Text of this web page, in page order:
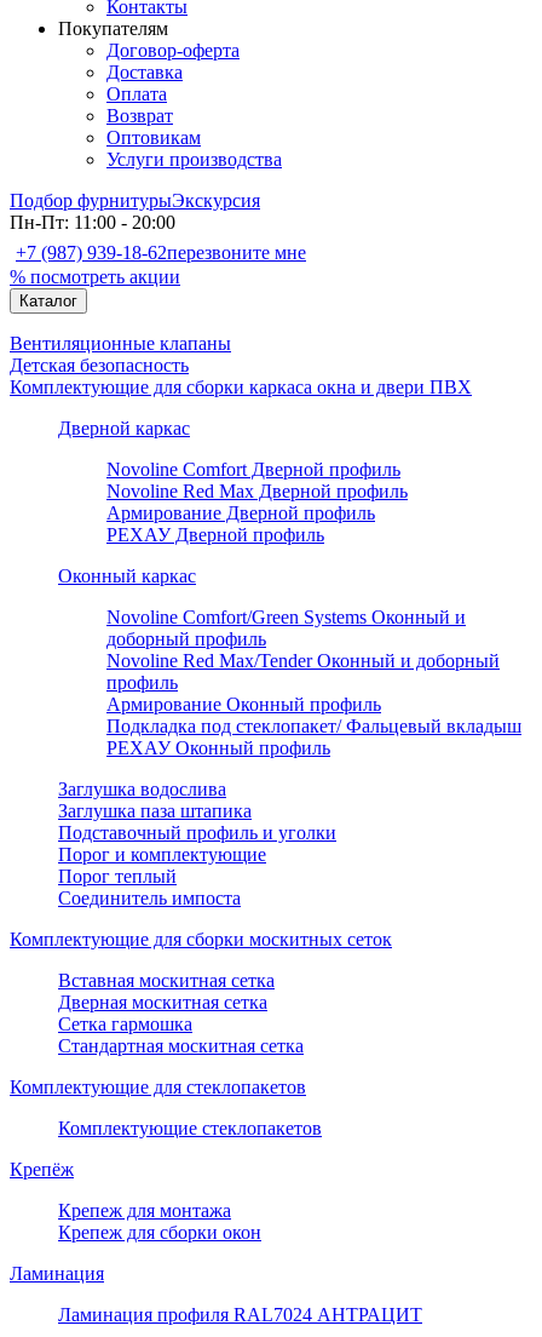
Контакты
Покупателям
Договор-оферта
Доставка
Оплата
Возврат
Оптовикам
Услуги производства
Подбор фурнитурыЭкскурсия
Пн-Пт: 11:00 - 20:00
+7 (987) 939-18-62перезвоните мне
% посмотреть акции
Каталог
Вентиляционные клапаны
Детская безопасность
Комплектующие для сборки каркаса окна и двери ПВХ
Дверной каркас
Novoline Comfort Дверной профиль
Novoline Red Мax Дверной профиль
Армирование Дверной профиль
РЕХАУ Дверной профиль
Оконный каркас
Novoline Comfort/Green Systems Оконный и
доборный профиль
Novoline Red Max/Tender Оконный и доборный
профиль
Армирование Оконный профиль
Подкладка под стеклопакет/ Фальцевый вкладыш
РЕХАУ Оконный профиль
Заглушка водослива
Заглушка паза штапика
Подставочный профиль и уголки
Порог и комплектующие
Порог теплый
Соединитель импоста
Комплектующие для сборки москитных сеток
Вставная москитная сетка
Дверная москитная сетка
Сетка гармошка
Стандартная москитная сетка
Комплектующие для стеклопакетов
Комплектующие стеклопакетов
Крепёж
Крепеж для монтажа
Крепеж для сборки окон
Ламинация
Ламинация профиля RAL7024 АНТРАЦИТ